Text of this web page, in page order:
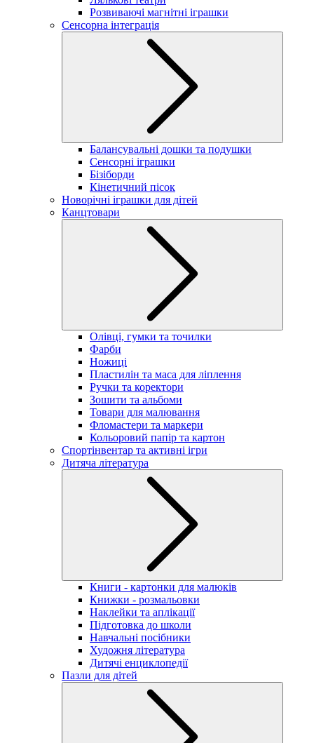
Розвиваючі магнітні іграшки
Сенсорна інтеграція
Балансувальні дошки та подушки
Сенсорні іграшки
Бізіборди
Кінетичний пісок
Новорічні іграшки для дітей
Канцтовари
Олівці, гумки та точилки
Фарби
Ножиці
Пластилін та маса для ліплення
Ручки та коректори
Зошити та альбоми
Товари для малювання
Фломастери та маркери
Кольоровий папір та картон
Спортінвентар та активні ігри
Дитяча література
Книги - картонки для малюків
Книжки - розмальовки
Наклейки та аплікації
Підготовка до школи
Навчальні посібники
Художня література
Дитячі енциклопедії
Пазли для дітей